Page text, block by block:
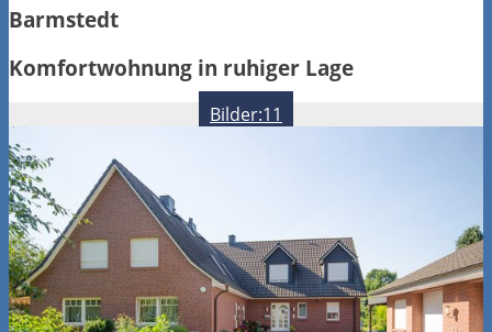
Barmstedt
Komfortwohnung in ruhiger Lage
Bilder:11